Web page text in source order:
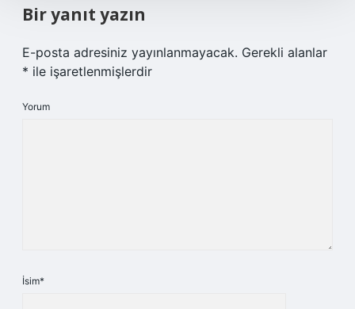
Bir yanıt yazın
E-posta adresiniz yayınlanmayacak. Gerekli alanlar
* ile işaretlenmişlerdir
Yorum
İsim*